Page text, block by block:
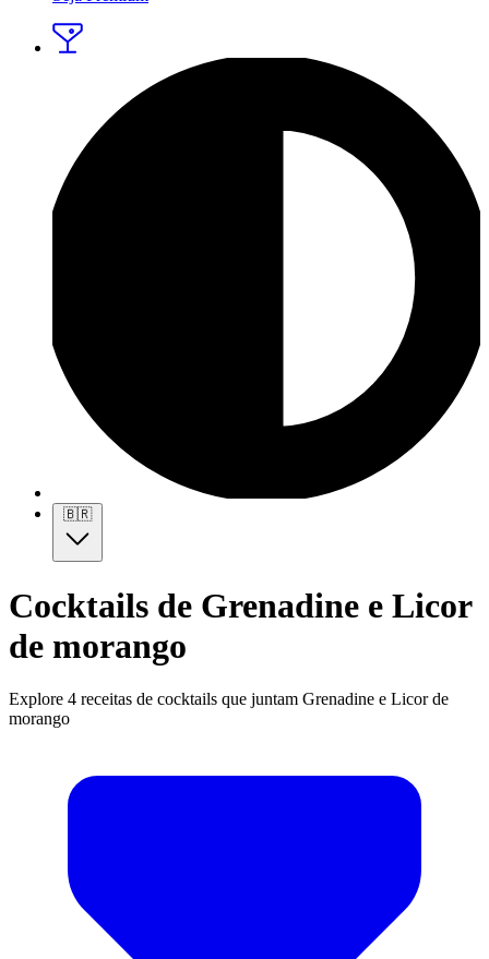
🇧🇷
Cocktails de Grenadine e Licor
de morango
Explore 4 receitas de cocktails que juntam Grenadine e Licor de
morango